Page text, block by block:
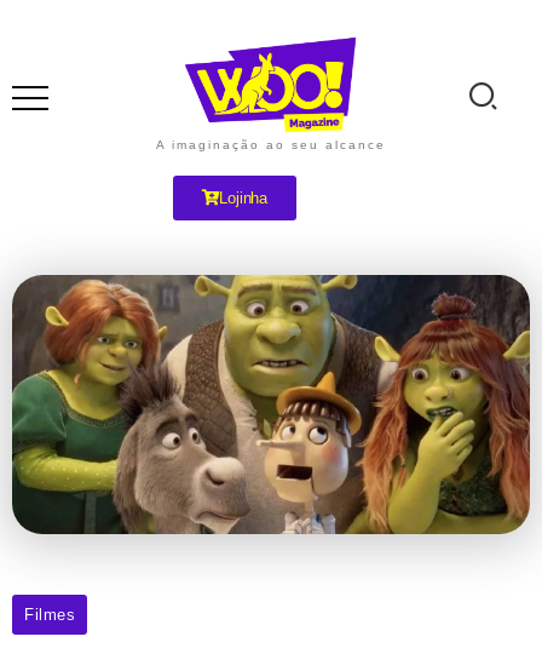
A imaginação ao seu alcance
Lojinha
Filmes